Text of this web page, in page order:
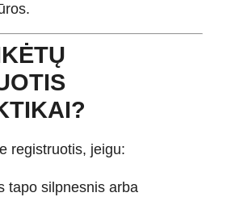
registruotis, jeigu:
tapo silpnesnis arba